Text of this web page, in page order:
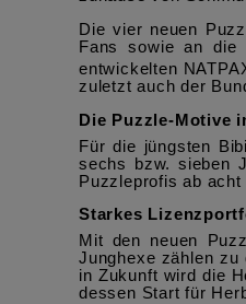
Die vier neuen
Fans sowie an die
entwickelten
zuletzt auch der
Die Puzzle-Motive
Für die jüngsten
sechs bzw. sieben
Puzzleprofis ab
Starkes
Mit den neuen
Junghexe zählen zu
in Zukunft wird die
dessen Start für